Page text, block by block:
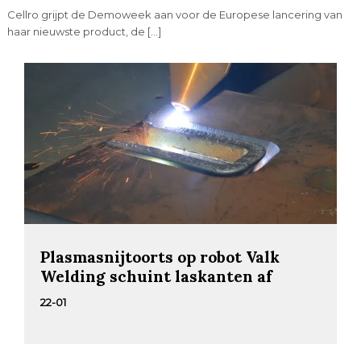
Cellro grijpt de Demoweek aan voor de Europese lancering van
haar nieuwste product, de […]
Plasmasnijtoorts op robot Valk
Welding schuint laskanten af
22-01